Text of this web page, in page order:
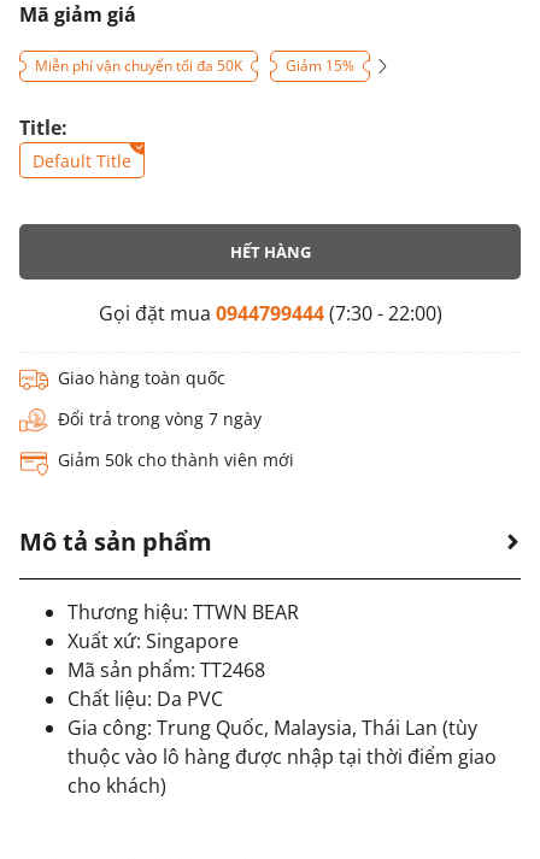
Mã giảm giá
Miễn phí vận chuyển tối đa 50K Giảm 15%
Title:
Default Title
HẾT HÀNG
Gọi đặt mua 0944799444(7:30 - 22:00)
Giao hàng toàn quốc
Đổi trả trong vòng 7 ngày
Giảm 50k cho thành viên mới
Mô tả sản phẩm
Thương hiệu: TTWN BEAR
Xuất xứ: Singapore
Mã sản phẩm: TT2468
Chất liệu: Da PVC
Gia công: Trung Quốc, Malaysia, Thái Lan (tùy
thuộc vào lô hàng được nhập tại thời điểm giao
cho khách)